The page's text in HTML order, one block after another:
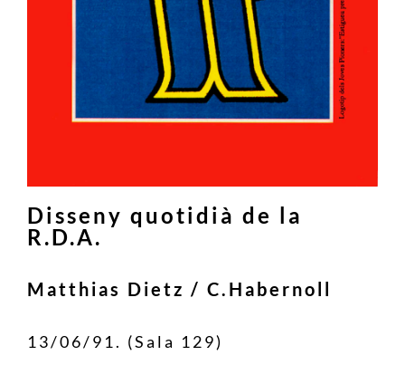
Disseny quotidià de la
R.D.A.
Matthias Dietz / C.Habernoll
13/06/91. (Sala 129)